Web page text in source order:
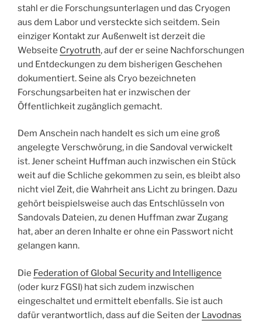
stahl er die Forschungsunterlagen und das Cryogen
aus dem Labor und versteckte sich seitdem. Sein
einziger Kontakt zur Außenwelt ist derzeit die
Webseite Cryotruth, auf der er seine Nachforschungen
und Entdeckungen zu dem bisherigen Geschehen
dokumentiert. Seine als Cryo bezeichneten
Forschungsarbeiten hat er inzwischen der
Öffentlichkeit zugänglich gemacht.
Dem Anschein nach handelt es sich um eine groß
angelegte Verschwörung, in die Sandoval verwickelt
ist. Jener scheint Huffman auch inzwischen ein Stück
weit auf die Schliche gekommen zu sein, es bleibt also
nicht viel Zeit, die Wahrheit ans Licht zu bringen. Dazu
gehört beispielsweise auch das Entschlüsseln von
Sandovals Dateien, zu denen Huffman zwar Zugang
hat, aber an deren Inhalte er ohne ein Passwort nicht
gelangen kann.
Die Federation of Global Security and Intelligence
(oder kurz FGSI) hat sich zudem inzwischen
eingeschaltet und ermittelt ebenfalls. Sie ist auch
dafür verantwortlich, dass auf die Seiten der Lavodnas